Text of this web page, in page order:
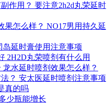
作用？ 要注意2h2d丸荣延时
果怎么样？ NO17男用持久延
岛延时膏使用注意事项
2H2D丸荣喷剂有什么用
水延时喷剂效果怎么样？
？ 安太医延时喷剂注意事项
真的吗
少瓶能增长